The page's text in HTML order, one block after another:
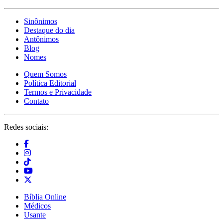
Sinônimos
Destaque do dia
Antônimos
Blog
Nomes
Quem Somos
Política Editorial
Termos e Privacidade
Contato
Redes sociais:
Bíblia Online
Médicos
Usante